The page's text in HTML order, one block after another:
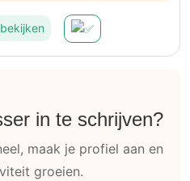
in te schrijven?
maak je profiel aan en
groeien.